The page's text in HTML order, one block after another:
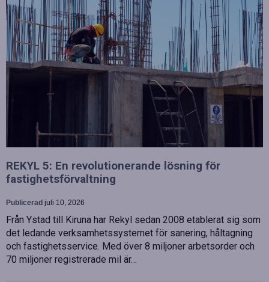
REKYL 5: En revolutionerande lösning för
fastighetsförvaltning
Publicerad juli 10, 2026
Från Ystad till Kiruna har Rekyl sedan 2008 etablerat sig som
det ledande verksamhetssystemet för sanering, håltagning
och fastighetsservice. Med över 8 miljoner arbetsorder och
70 miljoner registrerade mil är…